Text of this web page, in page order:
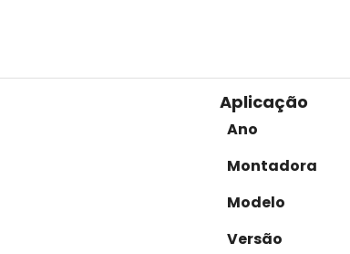
Aplicação
Ano
Montadora
Modelo
Versão